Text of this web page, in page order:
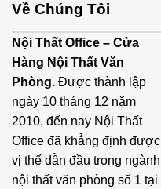
Về Chúng Tôi
Nội Thất Office – Cửa
Hàng Nội Thất Văn
Phòng. Được thành lập
ngày 10 tháng 12 năm
2010, đến nay Nội Thất
Office đã khẳng định được
vị thế dẫn đầu trong ngành
nội thất văn phòng số 1 tại